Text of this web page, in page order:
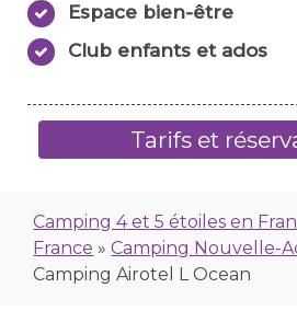
Espace bien-être
Club enfants et ados
Tarifs et
Camping 4 et 5 étoiles en
France »Camping Nouvelle-
Camping Airotel L Ocean